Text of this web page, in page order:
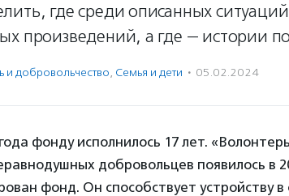
где среди описанных
произведений, а где — истории
и доброволь­чест­во, Семья и дети · 05.02.2024
фонду исполнилось 17 лет.
добровольцев появилось в
фонд. Он способствует устройству